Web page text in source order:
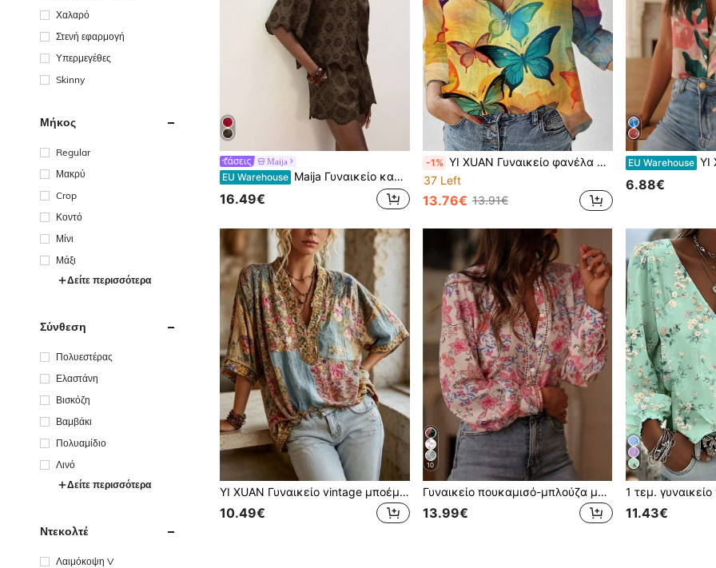
Χαλαρό
Στενή εφαρμογή
Υπερμεγέθες
Skinny
Μήκος
Regular
Μακρύ
Crop
Κοντό
Μίνι
Μάξι
Δείτε περισσότερα
Σύνθεση
Πολυεστέρας
Ελαστάνη
Βισκόζη
Βαμβάκι
Πολυαμίδιο
Λινό
Δείτε περισσότερα
Ντεκολτέ
Λαιμόκοψη V
Maija
EU Warehouse Maija Γυναικείο καλοκαιρινό τοπ σε καφέ χρώμα, από κεντημένο βαμβακερό ύφασμα με διάτρητα σχέδια, με βολάν στα μανίκια και στο στρίφωμα, μποέμ στυλ, casual καθημερινή μπλούζα για διακοπές και παραλία, με κοντό μανίκι, outfit διακοπών που αποπνέει μποέμ ελευθερία και ρομαντισμό, κατάλληλο και για καθημερινή χρήση ή ταξίδια, αναδεικνύει το мод γούστο και την ιδιαίτερη προσωπικότητα
16.49€
-1% YI XUAN Γυναικείο φανέλα με έντονο τύπωμα πεταλούδας, με κουμπιά, μακριά κανονική μανίκια, αναδιπλωμένο κολάρο, casual υφαντό τοπ για άνοιξη/φθινόπωρο
37 Left
13.76€ 13.91€
EU Warehouse YI XUAN Γυναικείο
6.88€
YI XUAN Γυναικείο vintage μποέμ πουλόβερ με μακριά μανίκια, φλοράλ patchwork τύπωμα, λαιμόκοψη V, από υφαντό ύφασμα, φθινοπωρινή μπλούζα, τοπ για καλοκαιρινές διακοπές
10.49€
10
Γυναικείο πουκαμισό-μπλούζα με ψηφιακή εκτύπωση για άνοιξη/καλοκαίρι, μοντέρνο, κομψό, casual, φαρδύ, με μακριά μανίκια, μικρό όρθιο γιακά και στυλ καρνίγκαν, ροζ, για διακοπές
13.99€ 11.43€